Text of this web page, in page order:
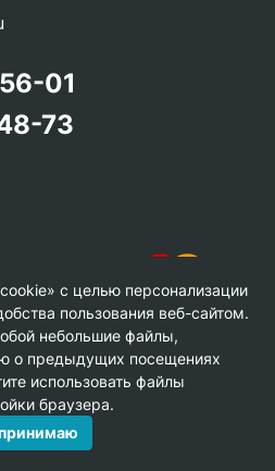
01
73
MARAZZI, ООО «Гамма
с целью персонализации
пользования веб-сайтом.
небольшие файлы,
о предыдущих посещениях
использовать файлы
браузера.